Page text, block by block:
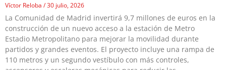
Víctor Reloba 30 julio, 2026
La Comunidad de Madrid invertirá 9,7 millones de euros en la
construcción de un nuevo acceso a la estación de Metro
Estadio Metropolitano para mejorar la movilidad durante
partidos y grandes eventos. El proyecto incluye una rampa de
110 metros y un segundo vestíbulo con más controles,